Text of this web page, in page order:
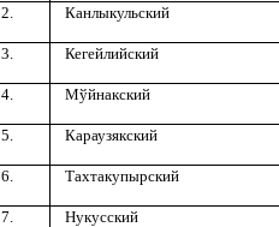
2. Канлыкульский
3. Кегейлийский
4. Мўйнакский
5. Караузякский
6. Тахтакупырский
7. Нукусский